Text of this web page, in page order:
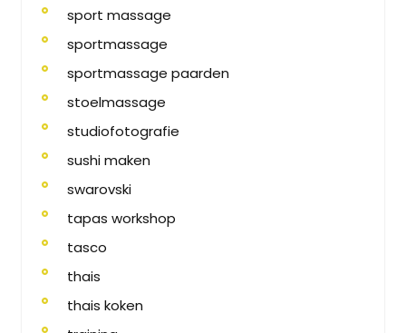
sport massage
sportmassage
sportmassage paarden
stoelmassage
studiofotografie
sushi maken
swarovski
tapas workshop
tasco
thais
thais koken